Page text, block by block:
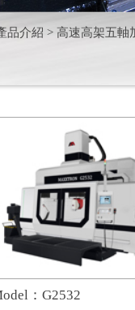
品介紹 > 高速高架五軸
：G2532